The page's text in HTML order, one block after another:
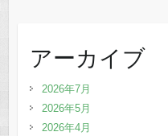
アーカイブ
2026年7月
2026年5月
2026年4月